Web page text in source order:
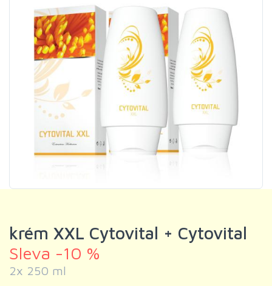
krém XXL Cytovital + Cytovital
Sleva -10 %
2x 250 ml